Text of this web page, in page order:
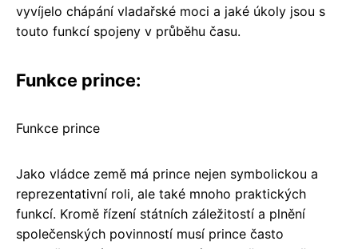
vyvíjelo chápání vladařské moci a jaké úkoly jsou s
touto funkcí spojeny v průběhu času.
Funkce prince:
Funkce prince
Jako vládce země má prince nejen symbolickou a
reprezentativní roli, ale také mnoho praktických
funkcí. Kromě řízení státních záležitostí a plnění
společenských povinností musí prince často